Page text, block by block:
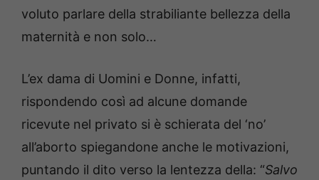
voluto parlare della strabiliante bellezza della
maternità e non solo…
L’ex dama di Uomini e Donne, infatti,
rispondendo così ad alcune domande
ricevute nel privato si è schierata del ‘no’
all’aborto spiegandone anche le motivazioni,
puntando il dito verso la lentezza della: “Salvo